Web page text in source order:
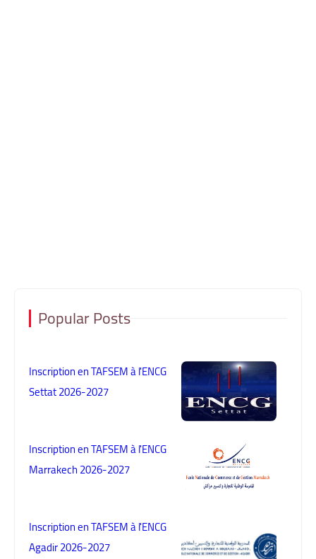
Popular Posts
Inscription en TAFSEM à l'ENCG
Settat 2026-2027
Inscription en TAFSEM à l'ENCG
Marrakech 2026-2027
Inscription en TAFSEM à l'ENCG
Agadir 2026-2027